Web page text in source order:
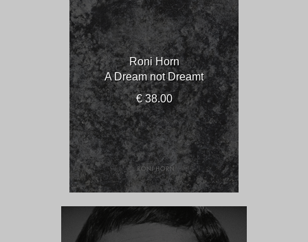
Roni Horn
A Dream not Dreamt
€ 38.00